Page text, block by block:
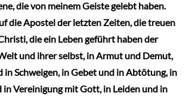
gewählt
werden
die von meinem Geiste gelebt haben.
die Apostel der letzten Zeiten, die treuen
die ein Leben geführt haben der
und ihrer selbst, in Armut und Demut,
in Schweigen, in Gebet und in Abtötung, in
in Vereinigung mit Gott, in Leiden und in